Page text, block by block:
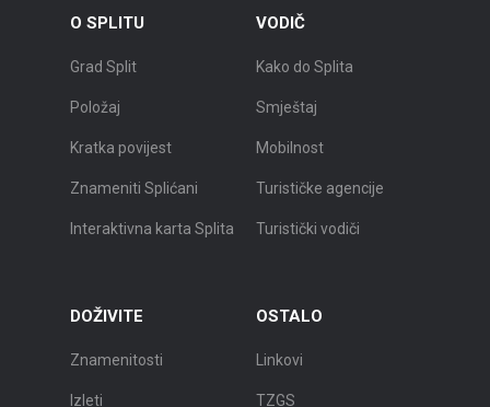
O SPLITU
Grad Split
Položaj
Kratka povijest
Znameniti Splićani
Interaktivna karta Splita
VODIČ
Kako do Splita
Smještaj
Mobilnost
Turističke agencije
Turistički vodiči
DOŽIVITE
Znamenitosti
Izleti
OSTALO
Linkovi
TZGS